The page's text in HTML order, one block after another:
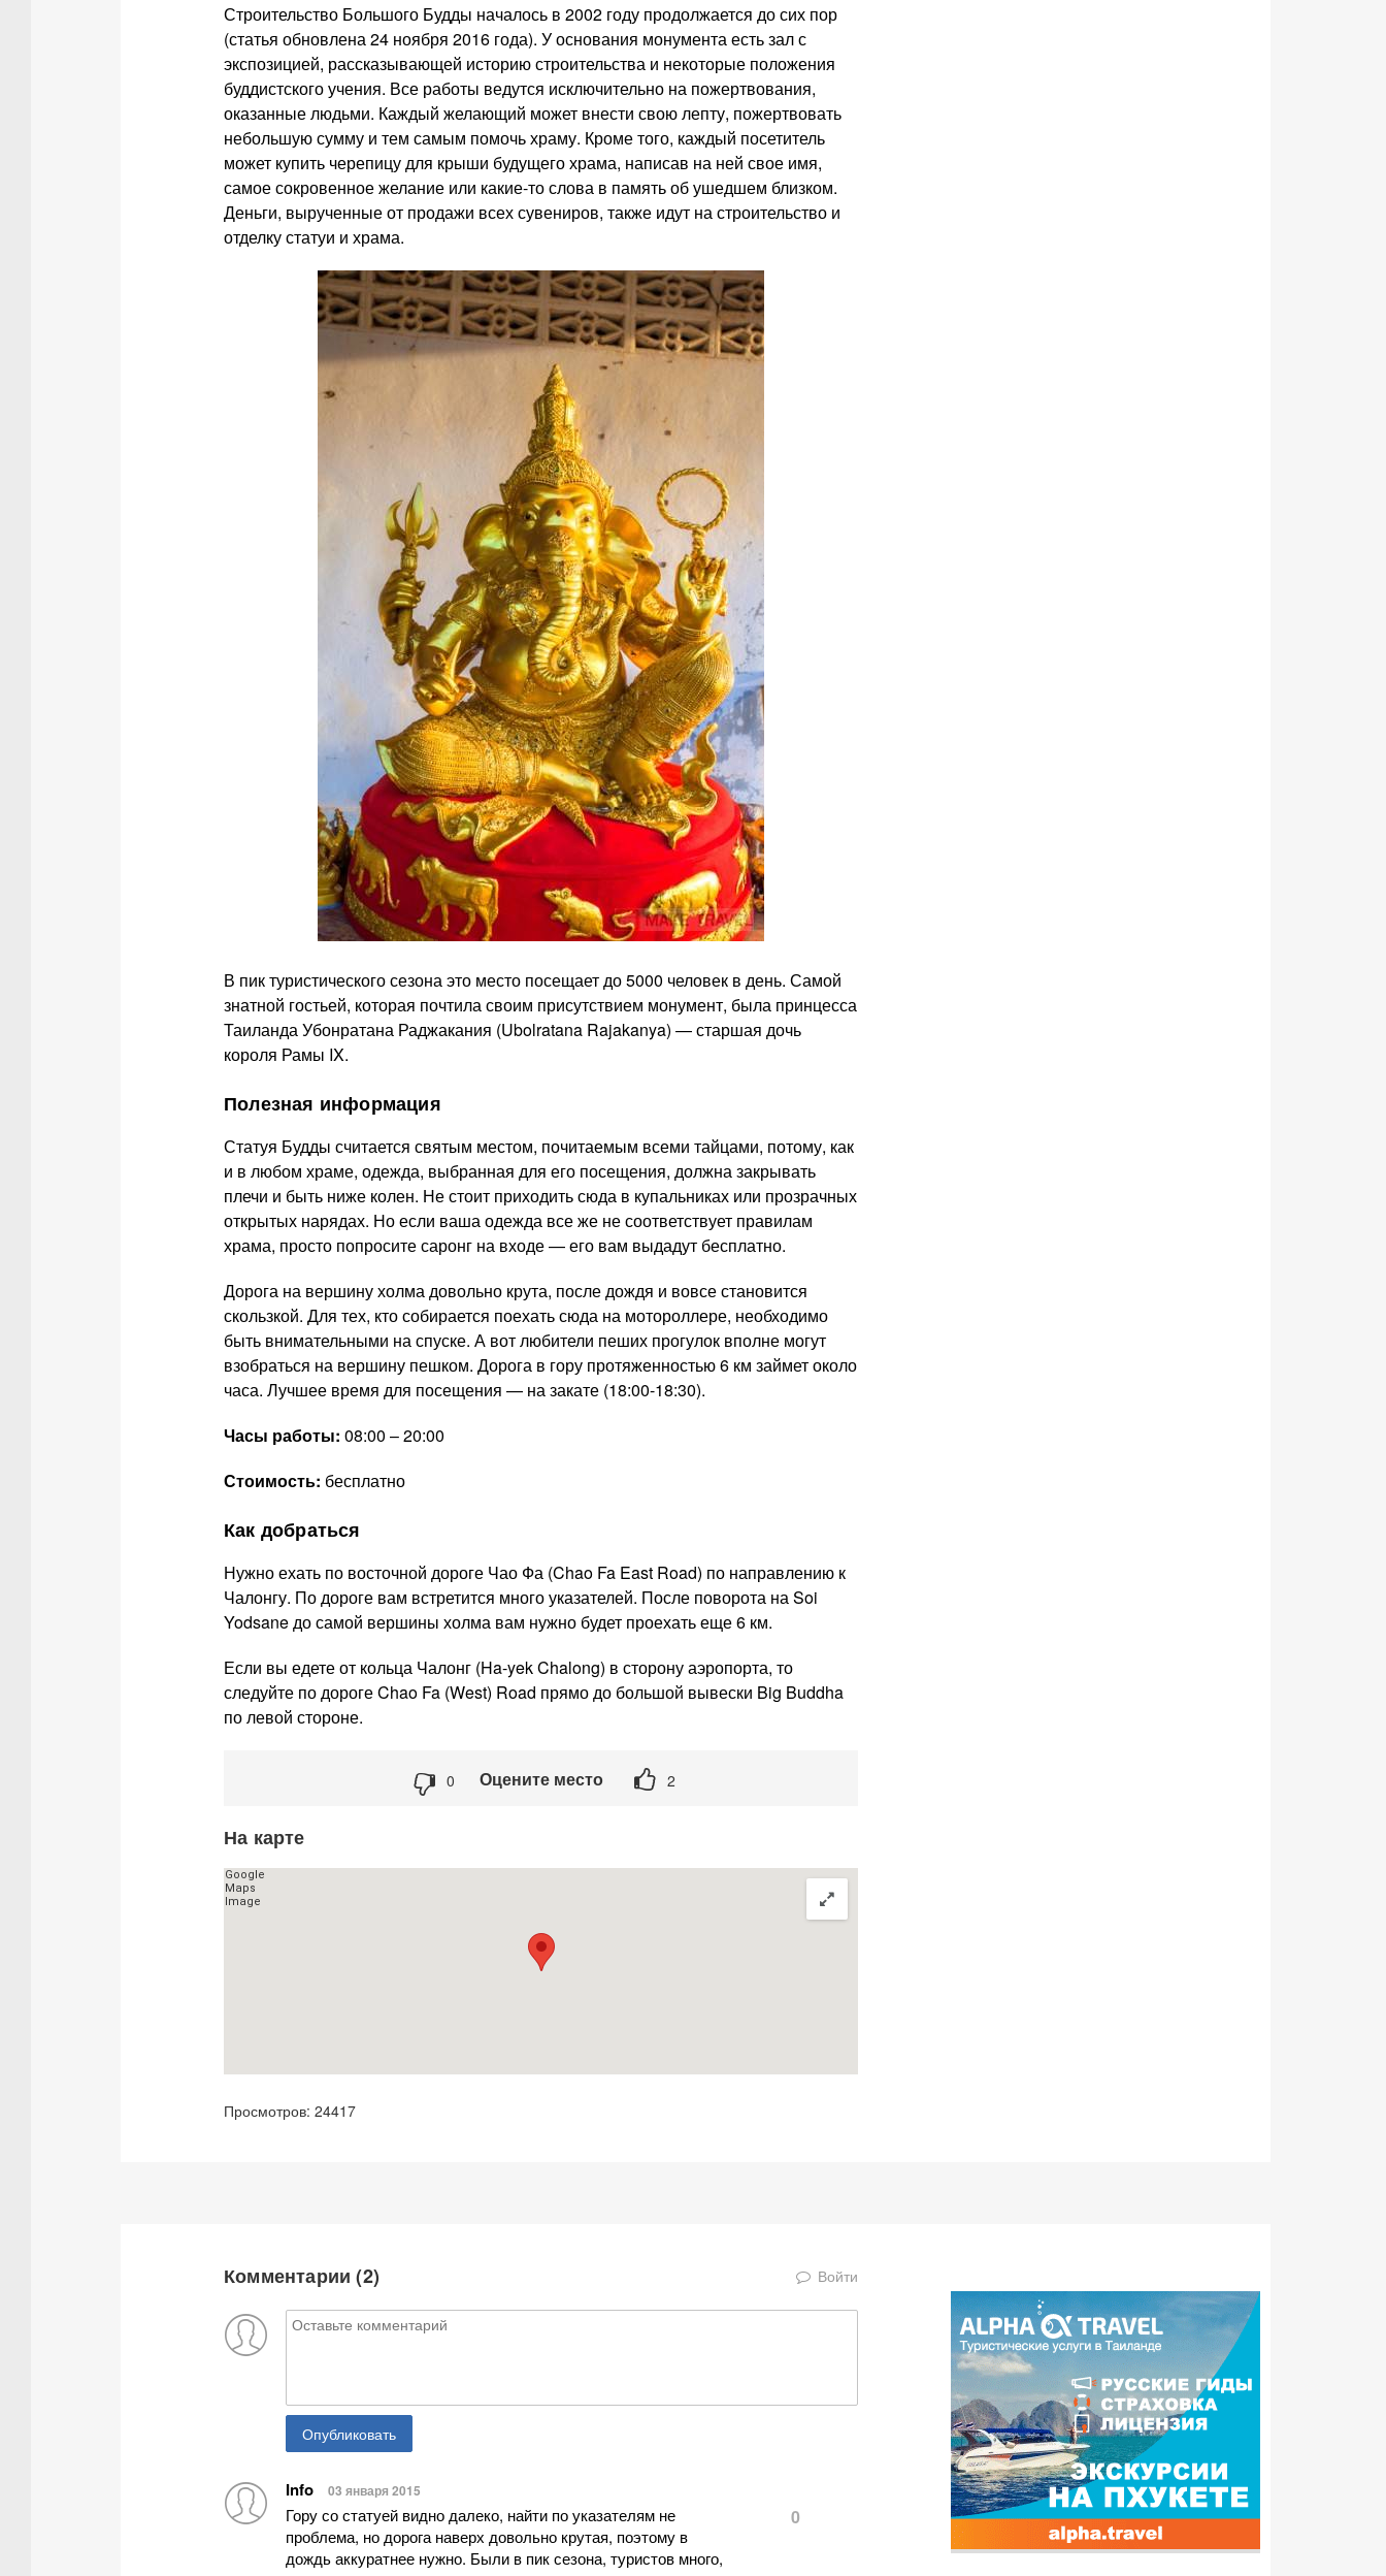
Строительство Большого Будды началось в 2002 году продолжается до сих пор
(статья обновлена 24 ноября 2016 года). У основания монумента есть зал с
экспозицией, рассказывающей историю строительства и некоторые положения
буддистского учения. Все работы ведутся исключительно на пожертвования,
оказанные людьми. Каждый желающий может внести свою лепту, пожертвовать
небольшую сумму и тем самым помочь храму. Кроме того, каждый посетитель
может купить черепицу для крыши будущего храма, написав на ней свое имя,
самое сокровенное желание или какие-то слова в память об ушедшем близком.
Деньги, вырученные от продажи всех сувениров, также идут на строительство и
отделку статуи и храма.
В пик туристического сезона это место посещает до 5000 человек в день. Самой
знатной гостьей, которая почтила своим присутствием монумент, была принцесса
Таиланда Убонратана Раджакания (Ubolratana Rajakanya) — старшая дочь
короля Рамы IX.
Полезная информация
Статуя Будды считается святым местом, почитаемым всеми тайцами, потому, как
и в любом храме, одежда, выбранная для его посещения, должна закрывать
плечи и быть ниже колен. Не стоит приходить сюда в купальниках или прозрачных
открытых нарядах. Но если ваша одежда все же не соответствует правилам
храма, просто попросите саронг на входе — его вам выдадут бесплатно.
Дорога на вершину холма довольно крута, после дождя и вовсе становится
скользкой. Для тех, кто собирается поехать сюда на мотороллере, необходимо
быть внимательными на спуске. А вот любители пеших прогулок вполне могут
взобраться на вершину пешком. Дорога в гору протяженностью 6 км займет около
часа. Лучшее время для посещения — на закате (18:00-18:30).
Часы работы: 08:00 – 20:00
Стоимость: бесплатно
Как добраться
Нужно ехать по восточной дороге Чао Фа (Chao Fa East Road) по направлению к
Чалонгу. По дороге вам встретится много указателей. После поворота на Soi
Yodsane до самой вершины холма вам нужно будет проехать еще 6 км.
Если вы едете от кольца Чалонг (Ha-yek Chalong) в сторону аэропорта, то
следуйте по дороге Chao Fa (West) Road прямо до большой вывески Big Buddha
по левой стороне.
0 Оцените место 2
На карте
Просмотров: 24417
Комментарии (2) Войти
Опубликовать
Info 03 января 2015
Гору со статуей видно далеко, найти по указателям не
проблема, но дорога наверх довольно крутая, поэтому в
дождь аккуратнее нужно. Были в пик сезона, туристов много,
0